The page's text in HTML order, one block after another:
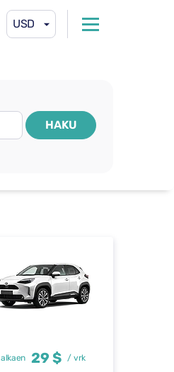
USD
HAKU
alkaen 29 $ / vrk